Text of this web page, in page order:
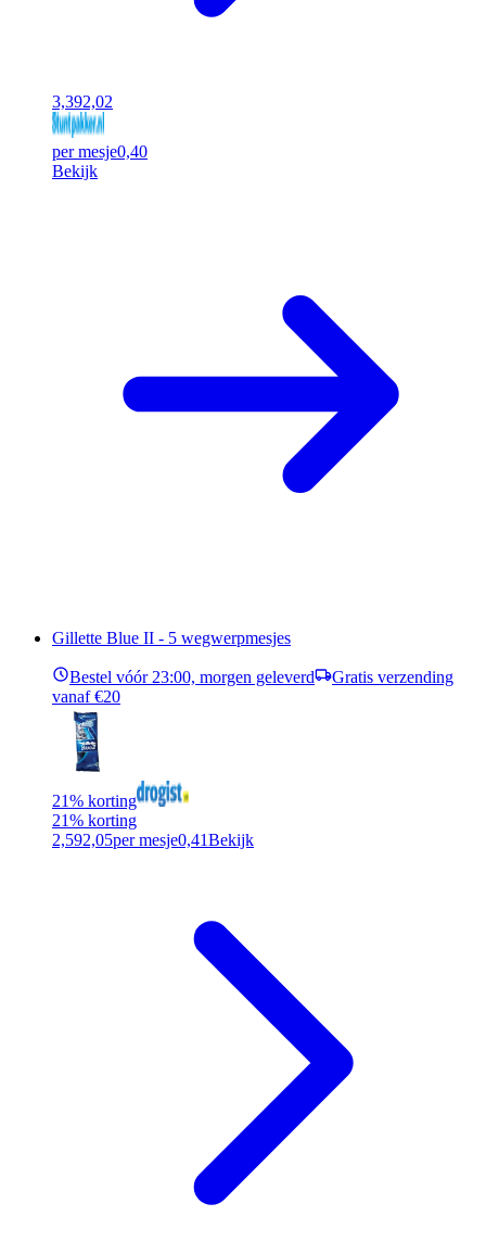
3,392,02
per mesje0,40
Bekijk
Gillette Blue II - 5 wegwerpmesjes
Bestel vóór 23:00, morgen geleverd
Gratis verzending
vanaf €20
21% korting
21% korting
2,592,05per mesje0,41Bekijk